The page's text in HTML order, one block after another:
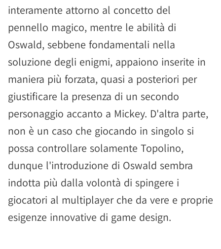
interamente attorno al concetto del
pennello magico, mentre le abilità di
Oswald, sebbene fondamentali nella
soluzione degli enigmi, appaiono inserite in
maniera più forzata, quasi a posteriori per
giustificare la presenza di un secondo
personaggio accanto a Mickey. D'altra parte,
non è un caso che giocando in singolo si
possa controllare solamente Topolino,
dunque l'introduzione di Oswald sembra
indotta più dalla volontà di spingere i
giocatori al multiplayer che da vere e proprie
esigenze innovative di game design.